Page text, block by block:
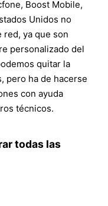
Boost Mobile,
Unidos no
red, ya que son
personalizado del
quitar la
pero ha de hacerse
con ayuda
técnicos.
todas las